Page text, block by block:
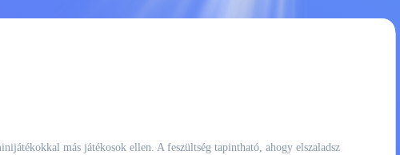
más játékosok ellen. A feszültség tapintható, ahogy elszaladsz